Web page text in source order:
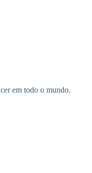
em todo o mundo.